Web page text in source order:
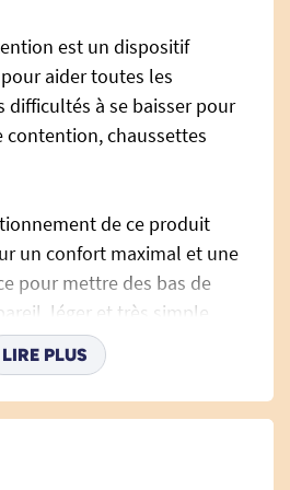
est un dispositif
aider toutes les
difficultés à se baisser pour
contention, chaussettes
de ce produit
un confort maximal et une
pour mettre des bas de
léger et très simple
grande liberté de
LIRE PLUS